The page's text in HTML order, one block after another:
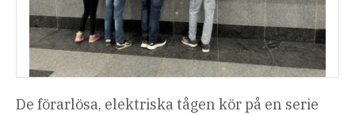
De förarlösa, elektriska tågen kör på en serie